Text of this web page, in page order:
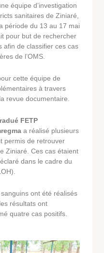
équipe d’investigation
sanitaires de Ziniaré,
période du 13 au 17 mai
pour but de rechercher
afin de classifier ces cas
de l’OMS.
cette équipe de
à travers
revue documentaire.
FETP
a réalisé plusieurs
permis de retrouver
Ziniaré. Ces cas étaient
dans le cadre du
ont été réalisés
résultats ont
quatre cas positifs.